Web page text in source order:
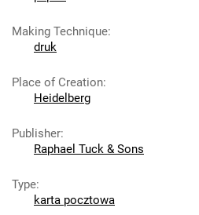
Making Technique:
druk
Place of Creation:
Heidelberg
Publisher:
Raphael Tuck & Sons
Type:
karta pocztowa